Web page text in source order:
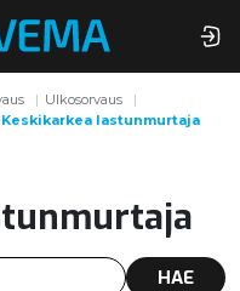
Ulkosorvaus
Keskikarkea lastunmurtaja
HAE